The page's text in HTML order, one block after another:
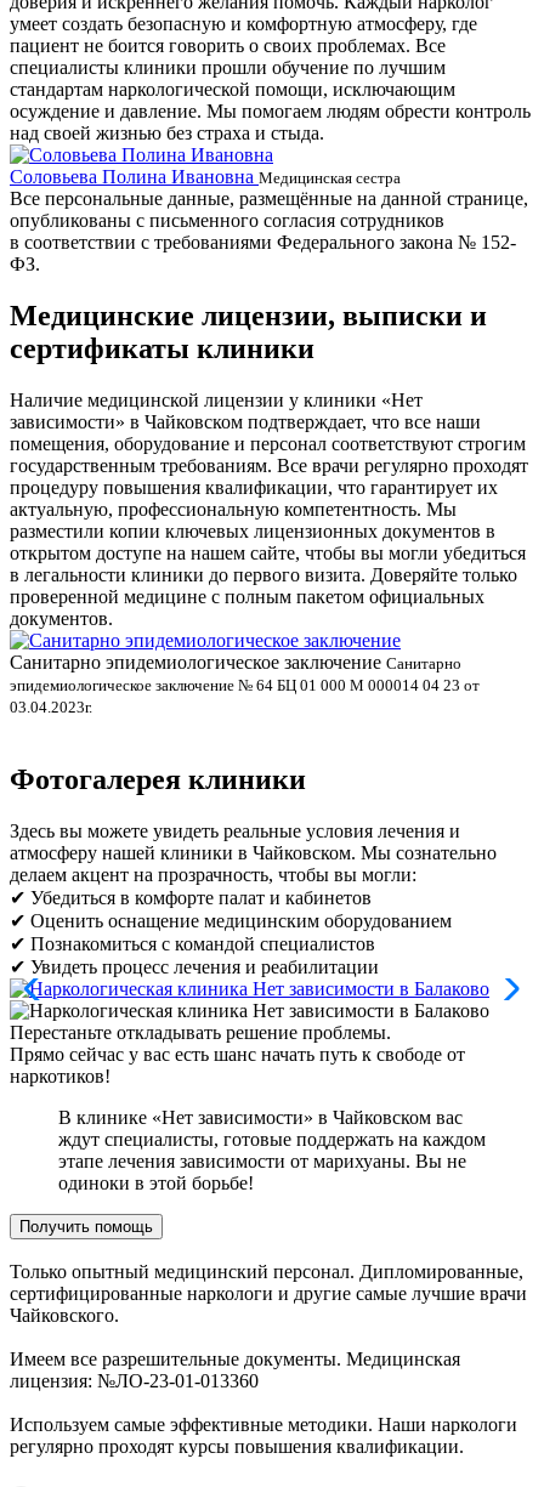
умеет создать безопасную и комфортную атмосферу, где
пациент не боится говорить о своих проблемах. Все
специалисты клиники прошли обучение по лучшим
стандартам наркологической помощи, исключающим
осуждение и давление. Мы помогаем людям обрести контроль
над своей жизнью без страха и стыда.
Соловьева Полина Ивановна Медицинская сестра
Все персональные данные, размещённые на данной странице,
опубликованы с письменного согласия сотрудников
в соответствии с требованиями Федерального закона № 152-
ФЗ.
Медицинские лицензии, выписки и
сертификаты клиники
Наличие медицинской лицензии у клиники «Нет
зависимости» в Чайковском подтверждает, что все наши
помещения, оборудование и персонал соответствуют строгим
государственным требованиям. Все врачи регулярно проходят
процедуру повышения квалификации, что гарантирует их
актуальную, профессиональную компетентность. Мы
разместили копии ключевых лицензионных документов в
открытом доступе на нашем сайте, чтобы вы могли убедиться
в легальности клиники до первого визита. Доверяйте только
проверенной медицине с полным пакетом официальных
документов.
Санитарно эпидемиологическое заключение Санитарно
эпидемиологическое заключение № 64 БЦ 01 000 М 000014 04 23 от
03.04.2023г.
Фотогалерея клиники
Здесь вы можете увидеть реальные условия лечения и
атмосферу нашей клиники в Чайковском. Мы сознательно
делаем акцент на прозрачность, чтобы вы могли:
✔ Убедиться в комфорте палат и кабинетов
✔ Оценить оснащение медицинским оборудованием
✔ Познакомиться с командой специалистов
✔ Увидеть процесс лечения и реабилитации
Перестаньте откладывать решение проблемы.
Прямо сейчас у вас есть шанс начать путь к свободе от
наркотиков!
В клинике «Нет зависимости» в Чайковском вас
ждут специалисты, готовые поддержать на каждом
этапе лечения зависимости от марихуаны. Вы не
одиноки в этой борьбе!
Получить помощь
Только опытный медицинский персонал. Дипломированные,
сертифицированные наркологи и другие самые лучшие врачи
Чайковского.
Имеем все разрешительные документы. Медицинская
лицензия: №ЛО-23-01-013360
Используем самые эффективные методики. Наши наркологи
регулярно проходят курсы повышения квалификации.